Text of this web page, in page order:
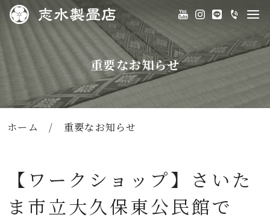
重要なお知らせ
ホーム / 重要なお知らせ
【ワークショップ】さいた
ま市立大久保東公民館で